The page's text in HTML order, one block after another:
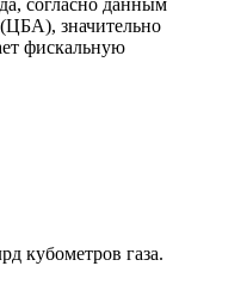
значительно
фискальную
кубометров газа.